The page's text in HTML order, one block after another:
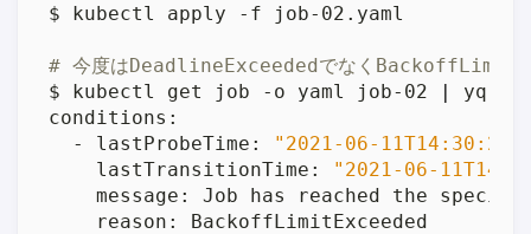
# 今度はDeadlineExceededでなく
$ kubectl get job -o yaml job-02
|
yq -
  - lastProbeTime:
"2021-06-
    lastTransitionTime:
"2021-06-